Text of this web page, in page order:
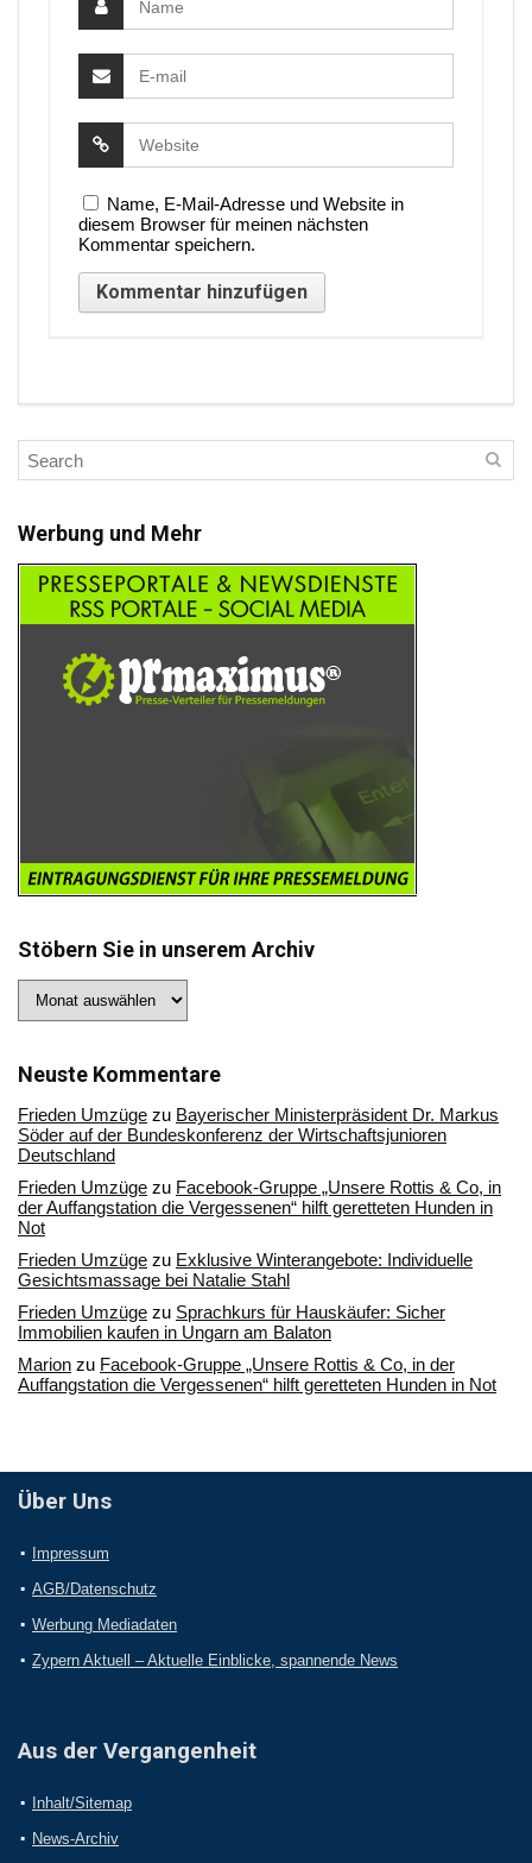
Name, E-Mail-Adresse und Website in
diesem Browser für meinen nächsten
Kommentar speichern.
Werbung und Mehr
Stöbern Sie in unserem Archiv
Sie
Archiv
Neuste Kommentare
Frieden Umzüge zu Bayerischer Ministerpräsident Dr. Markus
Söder auf der Bundeskonferenz der Wirtschaftsjunioren
Deutschland
Frieden Umzüge zu Facebook-Gruppe „Unsere Rottis & Co, in
der Auffangstation die Vergessenen“ hilft geretteten Hunden in
Not
Frieden Umzüge zu Exklusive Winterangebote: Individuelle
Gesichtsmassage bei Natalie Stahl
Frieden Umzüge zu Sprachkurs für Hauskäufer: Sicher
Immobilien kaufen in Ungarn am Balaton
Marion zu Facebook-Gruppe „Unsere Rottis & Co, in der
Auffangstation die Vergessenen“ hilft geretteten Hunden in Not
Über Uns
Impressum
AGB/Datenschutz
Werbung Mediadaten
Zypern Aktuell – Aktuelle Einblicke, spannende News
Aus der Vergangenheit
Inhalt/Sitemap
News-Archiv